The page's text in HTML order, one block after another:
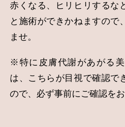
赤くなる、ヒリヒリするな
と施術ができかねますので
ませ。
※特に皮膚代謝があがる
は、こちらが目視で確認で
ので、必ず事前にご確認をお